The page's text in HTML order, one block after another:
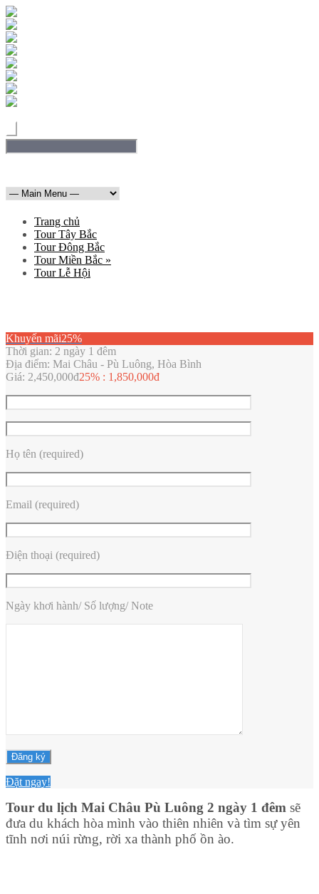
Trang chủ
Tour Tây Bắc
Tour Đông Bắc
Tour Miền Bắc »
Tour Lễ Hội
Khuyến mãi25%
Thời gian: 2 ngày 1 đêm
Địa điểm: Mai Châu - Pù Luông, Hòa Bình
Giá: 2,450,000đ25% : 1,850,000đ
Họ tên (required)
Email (required)
Điện thoại (required)
Ngày khơi hành/ Số lượng/ Note
Đặt ngay!
Tour du lịch Mai Châu Pù Luông 2 ngày 1 đêm sẽ
đưa du khách hòa mình vào thiên nhiên và tìm sự yên
tĩnh nơi núi rừng, rời xa thành phố ồn ào.